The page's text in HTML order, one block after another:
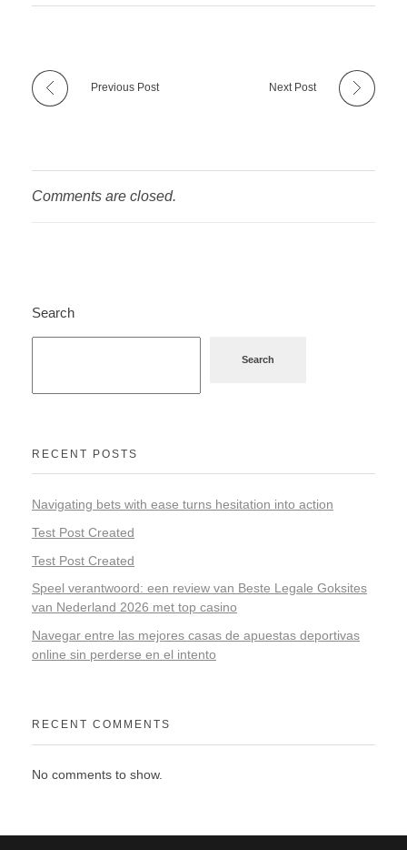
Previous Post Next Post
Comments are closed.
Search
Search
RECENT POSTS
Navigating bets with ease turns hesitation into action
Test Post Created
Test Post Created
Speel verantwoord: een review van Beste Legale Goksites
van Nederland 2026 met top casino
Navegar entre las mejores casas de apuestas deportivas
online sin perderse en el intento
RECENT COMMENTS
No comments to show.